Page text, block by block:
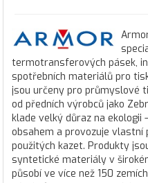
termotransferových pásek,
spotřebních materiálů pro
jsou určeny pro průmyslové
od předních výrobců jako
klade velký důraz na
obsahem a provozuje vlastní
použitých kazet. Produkty
syntetické materiály v
působí ve více než 150